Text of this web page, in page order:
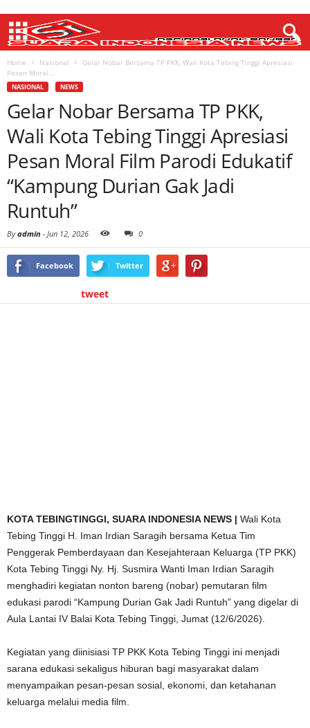
Home Nasional
Gelar Nobar Bersama TP PKK, Wali Kota Tebing Tinggi Apresiasi
Pesan Moral...
NASIONAL NEWS
Gelar Nobar Bersama TP PKK,
Wali Kota Tebing Tinggi Apresiasi
Pesan Moral Film Parodi Edukatif
“Kampung Durian Gak Jadi
Runtuh”
Byadmin - Jun 12, 2026 0
Facebook Twitter
tweet
KOTA TEBINGTINGGI, SUARA INDONESIA NEWS | Wali Kota
Tebing Tinggi H. Iman Irdian Saragih bersama Ketua Tim
Penggerak Pemberdayaan dan Kesejahteraan Keluarga (TP PKK)
Kota Tebing Tinggi Ny. Hj. Susmira Wanti Iman Irdian Saragih
menghadiri kegiatan nonton bareng (nobar) pemutaran film
edukasi parodi “Kampung Durian Gak Jadi Runtuh” yang digelar di
Aula Lantai IV Balai Kota Tebing Tinggi, Jumat (12/6/2026).
Kegiatan yang diinisiasi TP PKK Kota Tebing Tinggi ini menjadi
sarana edukasi sekaligus hiburan bagi masyarakat dalam
menyampaikan pesan-pesan sosial, ekonomi, dan ketahanan
keluarga melalui media film.